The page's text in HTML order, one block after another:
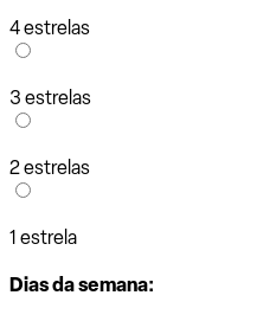
4 estrelas
3 estrelas
2 estrelas
1 estrela
Dias da semana: